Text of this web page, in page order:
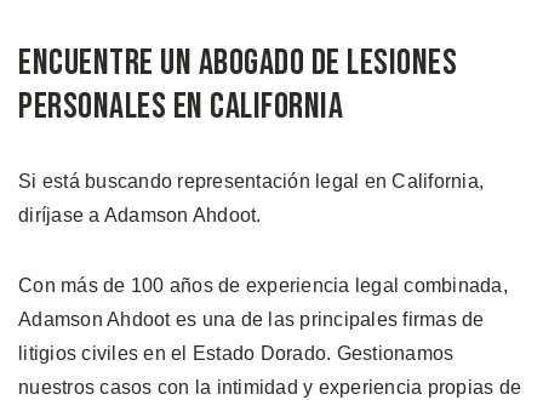
Encuentre un Abogado de Lesiones
Personales en California
Si está buscando representación legal en California,
diríjase a Adamson Ahdoot.
Con más de 100 años de experiencia legal combinada,
Adamson Ahdoot es una de las principales firmas de
litigios civiles en el Estado Dorado. Gestionamos
nuestros casos con la intimidad y experiencia propias de